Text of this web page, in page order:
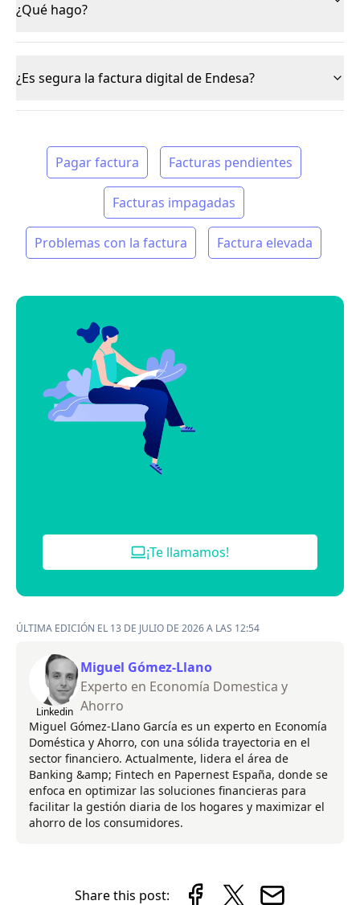
¿Qué hago?
¿Es segura la factura digital de Endesa?
Pagar factura Facturas pendientes
Facturas impagadas
Problemas con la factura Factura elevada
¡Te llamamos!
ÚLTIMA EDICIÓN EL 13 DE JULIO DE 2026 A LAS 12:54
Linkedin
Miguel Gómez-Llano
Experto en Economía Domestica y
Ahorro
Miguel Gómez-Llano García es un experto en Economía
Doméstica y Ahorro, con una sólida trayectoria en el
sector financiero. Actualmente, lidera el área de
Banking &amp; Fintech en Papernest España, donde se
enfoca en optimizar las soluciones financieras para
facilitar la gestión diaria de los hogares y maximizar el
ahorro de los consumidores.
Share this post: